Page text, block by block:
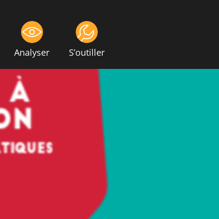
Analyser S’outiller